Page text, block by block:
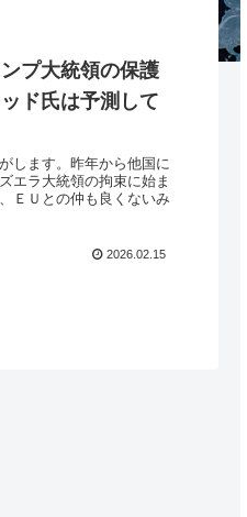
プ大統領の保護
ド氏は予測して
します。昨年から他国に
エラ大統領の拘束に始ま
ＥＵとの仲も良くないみ
2026.02.15